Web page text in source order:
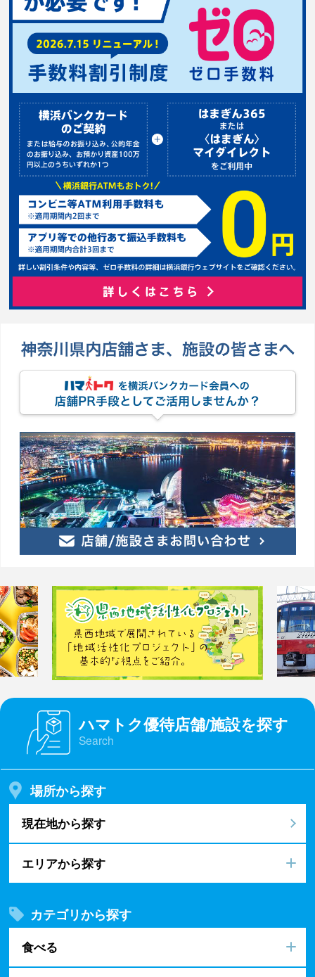
ハマトク優待店舗/施設を探す
Search
場所から探す
現在地から探す
エリアから探す
カテゴリから探す
食べる